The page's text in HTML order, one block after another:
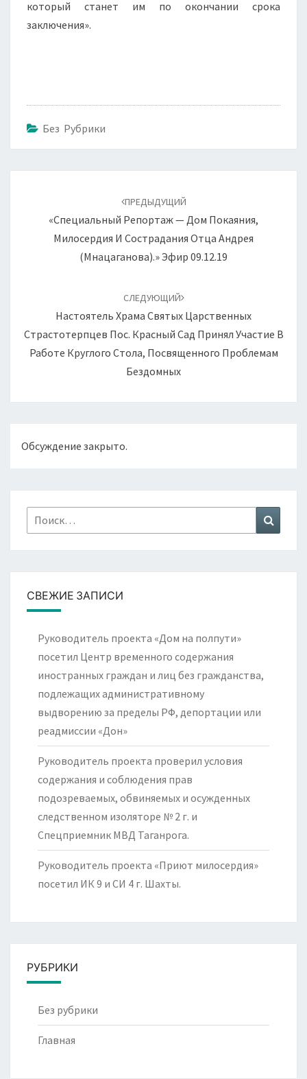
который станет им по окончании срока
заключения».
Без Рубрики
записям
ПРЕДЫДУЩИЙ
«Специальный Репортаж — Дом Покаяния,
Милосердия И Сострадания Отца Андрея
(Мнацаганова).» Эфир 09.12.19
СЛЕДУЮЩИЙ
Настоятель Храма Святых Царственных
Страстотерпцев Пос. Красный Сад Принял Участие В
Работе Круглого Стола, Посвященного Проблемам
Бездомных
Обсуждение закрыто.
Найти:
СВЕЖИЕ ЗАПИСИ
Руководитель проекта «Дом на полпути»
посетил Центр временного содержания
иностранных граждан и лиц без гражданства,
подлежащих административному
выдворению за пределы РФ, депортации или
реадмиссии «Дон»
Руководитель проекта проверил условия
содержания и соблюдения прав
подозреваемых, обвиняемых и осужденных
следственном изоляторе № 2 г. и
Спецприемник МВД Таганрога.
Руководитель проекта «Приют милосердия»
посетил ИК 9 и СИ 4 г. Шахты.
РУБРИКИ
Без рубрики
Главная